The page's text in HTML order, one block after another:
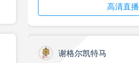
标签
比赛录像 成都蓉城
标签
2025年5月21日
高清直播
谢格尔凯特马